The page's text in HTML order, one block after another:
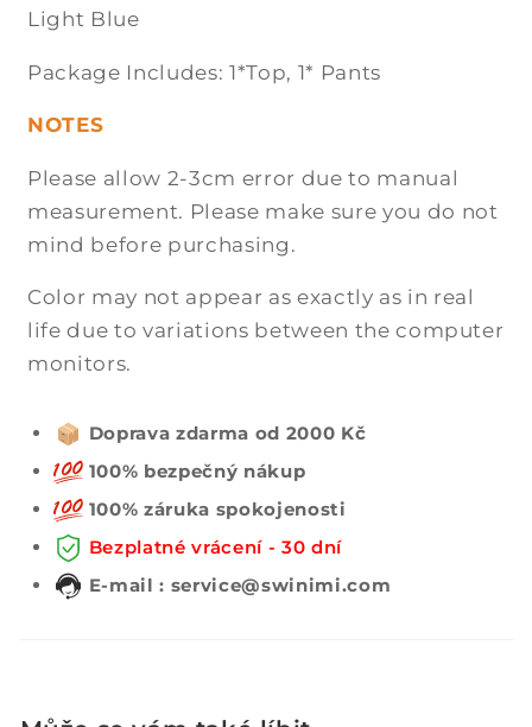
Light Blue
Package Includes: 1*Top, 1* Pants
NOTES
Please allow 2-3cm error due to manual
measurement. Please make sure you do not
mind before purchasing.
Color may not appear as exactly as in real
life due to variations between the computer
monitors.
Doprava zdarma od 2000 Kč
100% bezpečný nákup
100% záruka spokojenosti
Bezplatné vrácení - 30 dní
E-mail : service@swinimi.com